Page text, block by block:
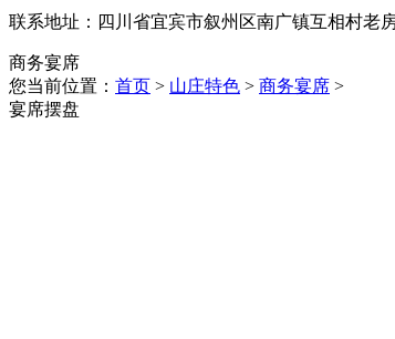
联系地址：四川省宜宾市叙州区南广镇互相村老
商务宴席
您当前位置： 首页 > 山庄特色 > 商务宴席 >
宴席摆盘